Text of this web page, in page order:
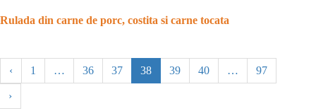
Rulada din carne de porc, costita si carne tocata
‹ 1 … 36 37 38 39 40 … 97
›